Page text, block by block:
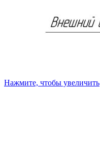
Нажмите, чтобы увеличить